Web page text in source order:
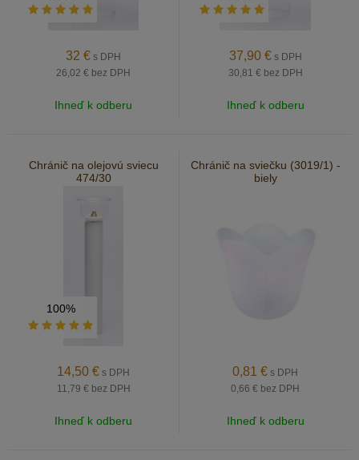
32 € s DPH
26,02 € bez DPH
Ihneď k odberu
37,90 € s DPH
30,81 € bez DPH
Ihneď k odberu
Chránič na olejovú sviecu
474/30
100%
14,50 € s DPH
11,79 € bez DPH
Ihneď k odberu
Chránič na sviečku (3019/1) -
biely
0,81 € s DPH
0,66 € bez DPH
Ihneď k odberu